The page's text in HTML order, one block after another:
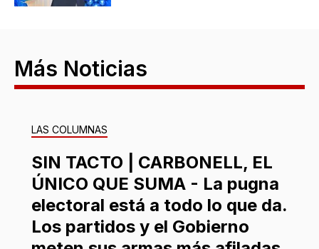
Más Noticias
LAS COLUMNAS
SIN TACTO | CARBONELL, EL
ÚNICO QUE SUMA - La pugna
electoral está a todo lo que da.
Los partidos y el Gobierno